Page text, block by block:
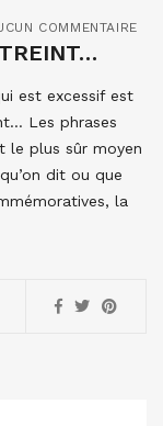
COMMENTAIRE
est excessif est
Les phrases
le plus sûr moyen
dit ou que
la